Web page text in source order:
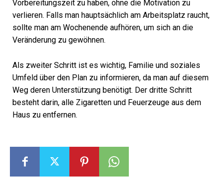
Vorbereitungszeit zu haben, ohne die Motivation zu
verlieren. Falls man hauptsächlich am Arbeitsplatz raucht,
sollte man am Wochenende aufhören, um sich an die
Veränderung zu gewöhnen.
Als zweiter Schritt ist es wichtig, Familie und soziales
Umfeld über den Plan zu informieren, da man auf diesem
Weg deren Unterstützung benötigt. Der dritte Schritt
besteht darin, alle Zigaretten und Feuerzeuge aus dem
Haus zu entfernen.